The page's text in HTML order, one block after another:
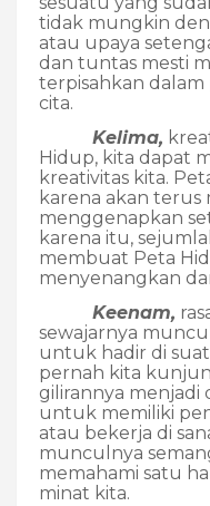
tidak mungkin
atau upaya
dan tuntas mesti
terpisahkan dalam
cita.
Kelima,
Hidup, kita dapat
kreativitas kita.
karena akan terus
menggenapkan
karena itu,
membuat Peta
menyenangkan
Keenam,
sewajarnya
untuk hadir di
pernah kita
gilirannya menjadi
untuk memiliki
atau bekerja di
munculnya
memahami satu
minat kita.